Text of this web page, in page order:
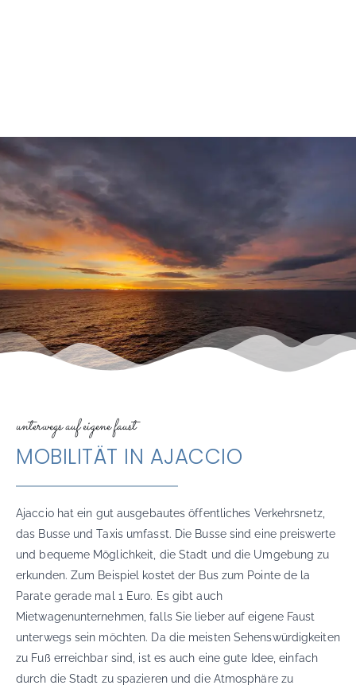
unterwegs auf eigene faust
MOBILITÄT IN AJACCIO
Ajaccio hat ein gut ausgebautes öffentliches Verkehrsnetz,
das Busse und Taxis umfasst. Die Busse sind eine preiswerte
und bequeme Möglichkeit, die Stadt und die Umgebung zu
erkunden. Zum Beispiel kostet der Bus zum Pointe de la
Parate gerade mal 1 Euro. Es gibt auch
Mietwagenunternehmen, falls Sie lieber auf eigene Faust
unterwegs sein möchten. Da die meisten Sehenswürdigkeiten
zu Fuß erreichbar sind, ist es auch eine gute Idee, einfach
durch die Stadt zu spazieren und die Atmosphäre zu